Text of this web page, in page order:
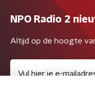
NPO Radio 2
Altijd op de hoogte